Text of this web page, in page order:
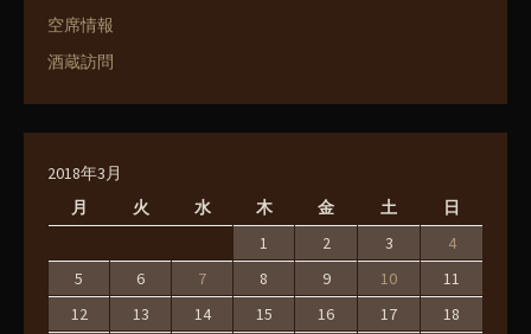
空席情報
酒蔵訪問
2018年3月
月
火 水 木 金 土 日
1 2 3
4
5
6 7 8 9 10
11
12
13 14 15 16 17
18